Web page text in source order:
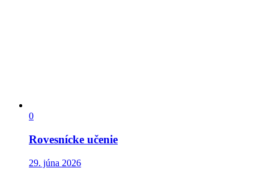
0
Rovesnícke učenie
29. júna 2026